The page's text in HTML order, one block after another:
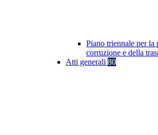
Piano triennale per la
corruzione e della
Atti generali 80